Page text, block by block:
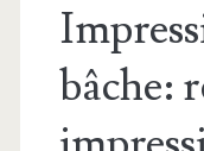
bâche: